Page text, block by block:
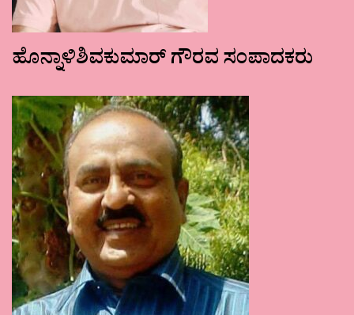
ಹೊನ್ನಾಳಿಶಿವಕುಮಾರ್ ಗೌರವ ಸಂಪಾದಕರು